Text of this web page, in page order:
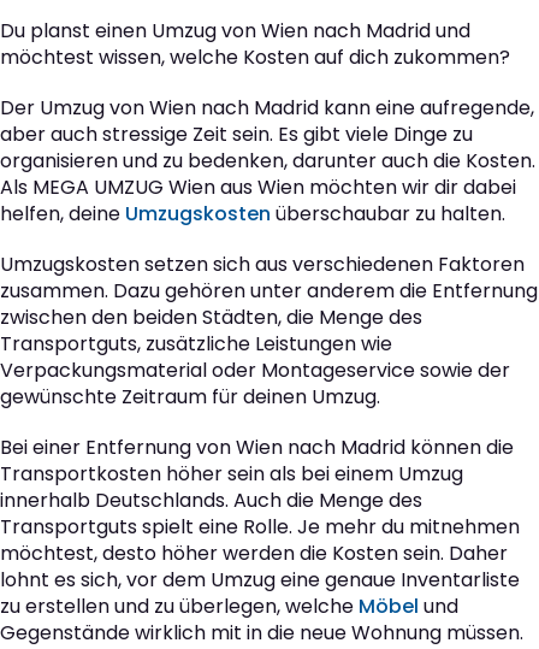
Du planst einen Umzug von Wien nach Madrid und
möchtest wissen, welche Kosten auf dich zukommen?
Der Umzug von Wien nach Madrid kann eine aufregende,
aber auch stressige Zeit sein. Es gibt viele Dinge zu
organisieren und zu bedenken, darunter auch die Kosten.
Als MEGA UMZUG Wien aus Wien möchten wir dir dabei
helfen, deine Umzugskosten überschaubar zu halten.
Umzugskosten setzen sich aus verschiedenen Faktoren
zusammen. Dazu gehören unter anderem die Entfernung
zwischen den beiden Städten, die Menge des
Transportguts, zusätzliche Leistungen wie
Verpackungsmaterial oder Montageservice sowie der
gewünschte Zeitraum für deinen Umzug.
Bei einer Entfernung von Wien nach Madrid können die
Transportkosten höher sein als bei einem Umzug
innerhalb Deutschlands. Auch die Menge des
Transportguts spielt eine Rolle. Je mehr du mitnehmen
möchtest, desto höher werden die Kosten sein. Daher
lohnt es sich, vor dem Umzug eine genaue Inventarliste
zu erstellen und zu überlegen, welche Möbel und
Gegenstände wirklich mit in die neue Wohnung müssen.